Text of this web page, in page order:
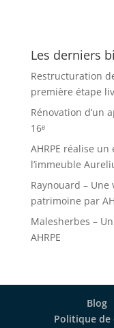
Les derniers
Restructuration
première étape
Rénovation d’un
16ᵉ
AHRPE réalise
l’immeuble
Raynouard –
patrimoine par
Malesherbes –
AHRPE
Blog
Politique